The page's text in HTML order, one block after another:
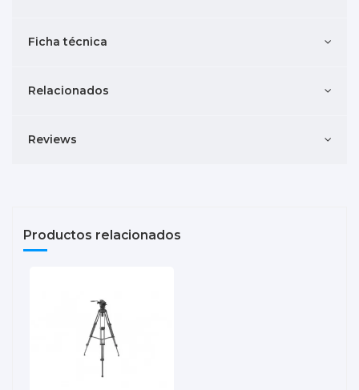
Ficha técnica
Relacionados
Reviews
Productos relacionados